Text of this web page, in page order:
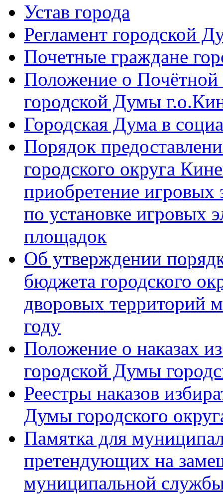
Устав города
Регламент городской
Почетные граждане
Положение о Почётной
городской Думы
Городская Дума в
Порядок
городского округа
приобретение игровых
по установке игровых
площадок
Об утверждении
бюджета городского
дворовых территорий
году
Положение о наказах
городской Думы
Реестры наказов
Думы городского
Памятка для
претендующих на
муниципальной